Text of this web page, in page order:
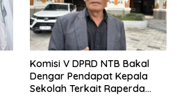
Komisi V DPRD NTB Bakal
Dengar Pendapat Kepala
Sekolah Terkait Raperda